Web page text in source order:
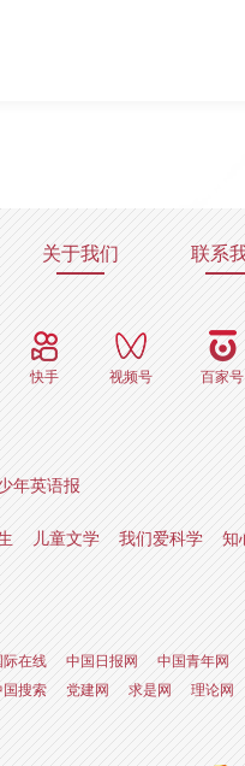
关于我们 联系
快手 视频号 百家号
年英语报
儿童文学 我们爱科学 知
际在线 中国日报网 中国青年网
国搜索 党建网 求是网 理论网